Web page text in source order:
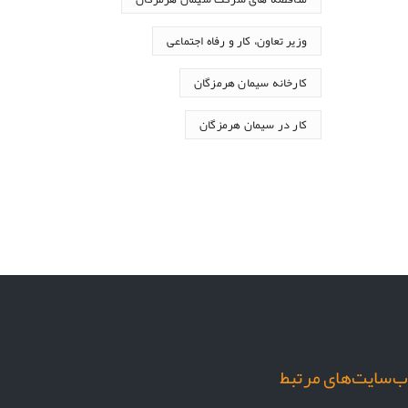
وزیر تعاون، کار و رفاه اجتماعی
کارخانه سیمان هرمزگان
کار در سیمان هرمزگان
مرتبط